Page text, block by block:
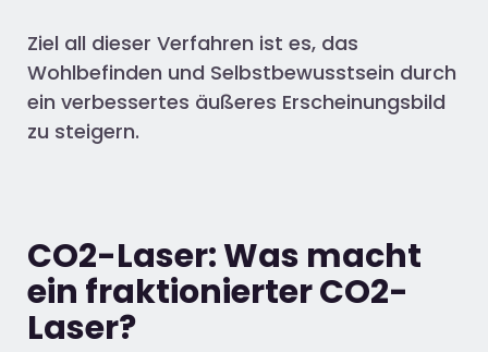
Ziel all dieser Verfahren ist es, das
Wohlbefinden und Selbstbewusstsein durch
ein verbessertes äußeres Erscheinungsbild
zu steigern.
CO2-Laser: Was macht
ein fraktionierter CO2-
Laser?